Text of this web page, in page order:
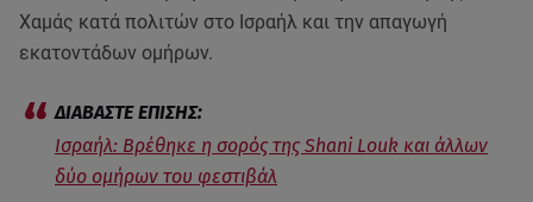
Χαμάς κατά πολιτών στο Ισραήλ και την απαγωγή
εκατοντάδων ομήρων.
Ισραήλ: Βρέθηκε η σορός της Shani Louk και άλλων
δύο ομήρων του φεστιβάλ